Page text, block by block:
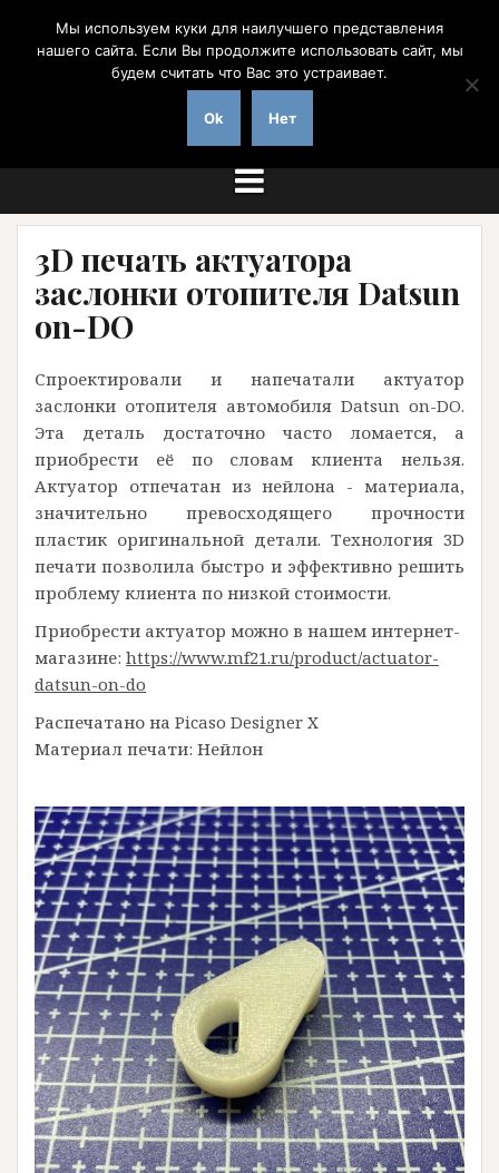
содержимому
на заказ с доставкой по России
3D печать актуатора
заслонки отопителя Datsun
on-DO
Спроектировали и напечатали актуатор
заслонки отопителя автомобиля Datsun on-DO.
Эта деталь достаточно часто ломается, а
приобрести её по словам клиента нельзя.
Актуатор отпечатан из нейлона - материала,
значительно превосходящего прочности
пластик оригинальной детали. Технология 3D
печати позволила быстро и эффективно решить
проблему клиента по низкой стоимости.
Приобрести актуатор можно в нашем интернет-
магазине: https://www.mf21.ru/product/actuator-
datsun-on-do
Распечатано на Picaso Designer X
Материал печати: Нейлон
Мы используем куки для наилучшего представления
нашего сайта. Если Вы продолжите использовать сайт, мы
будем считать что Вас это устраивает.
Ok Нет